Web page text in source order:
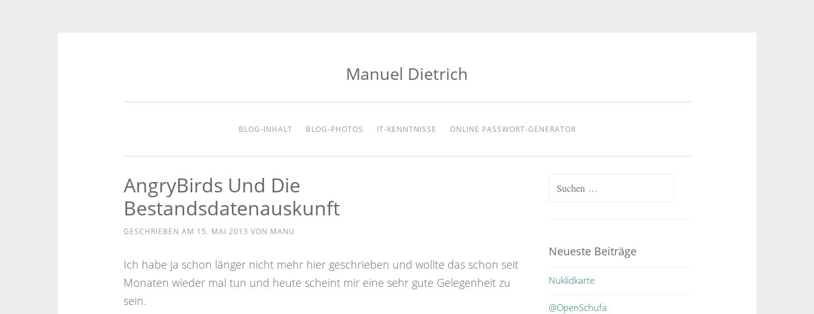
Manuel Dietrich
BLOG-INHALT BLOG-PHOTOS IT-KENNTNISSE ONLINE PASSWORT-GENERATOR
AngryBirds Und Die
Bestandsdatenauskunft
GESCHRIEBEN AM 15. MAI 2013 VON MANU
Ich habe ja schon länger nicht mehr hier geschrieben und wollte das schon seit
Monaten wieder mal tun und heute scheint mir eine sehr gute Gelegenheit zu
sein.
Suchen
Neueste Beiträge
Nuklidkarte
@OpenSchufa